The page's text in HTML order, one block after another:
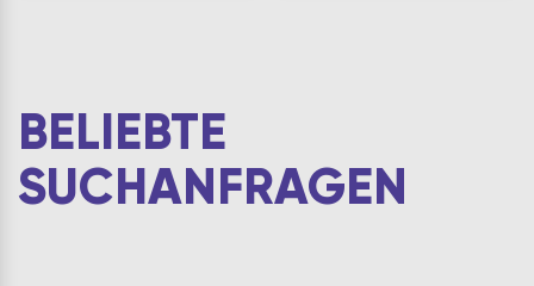
BELIEBTE
SUCHANFRAGEN